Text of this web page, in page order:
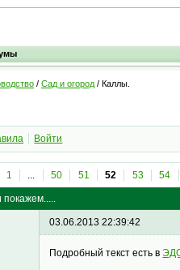
/ Сад и огород / Каллы.
Войти
1 ... 50 51 52 53 54
покажем.....
03.06.2013 22:39:42
Подробный текст есть в